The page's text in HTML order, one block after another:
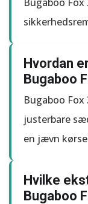
Hvordan
Bugaboo
Bugaboo
justerbare
en jævn
Hvilke
Bugaboo